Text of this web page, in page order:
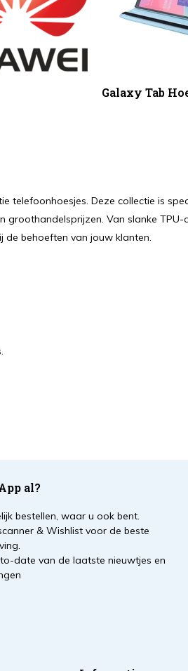
Galaxy Tab
telefoonhoesjes. Deze collectie is
Van slanke TPU-
de behoeften van jouw klanten.
al?
bestellen, waar u ook bent.
& Wishlist voor de beste
date van de laatste nieuwtjes en